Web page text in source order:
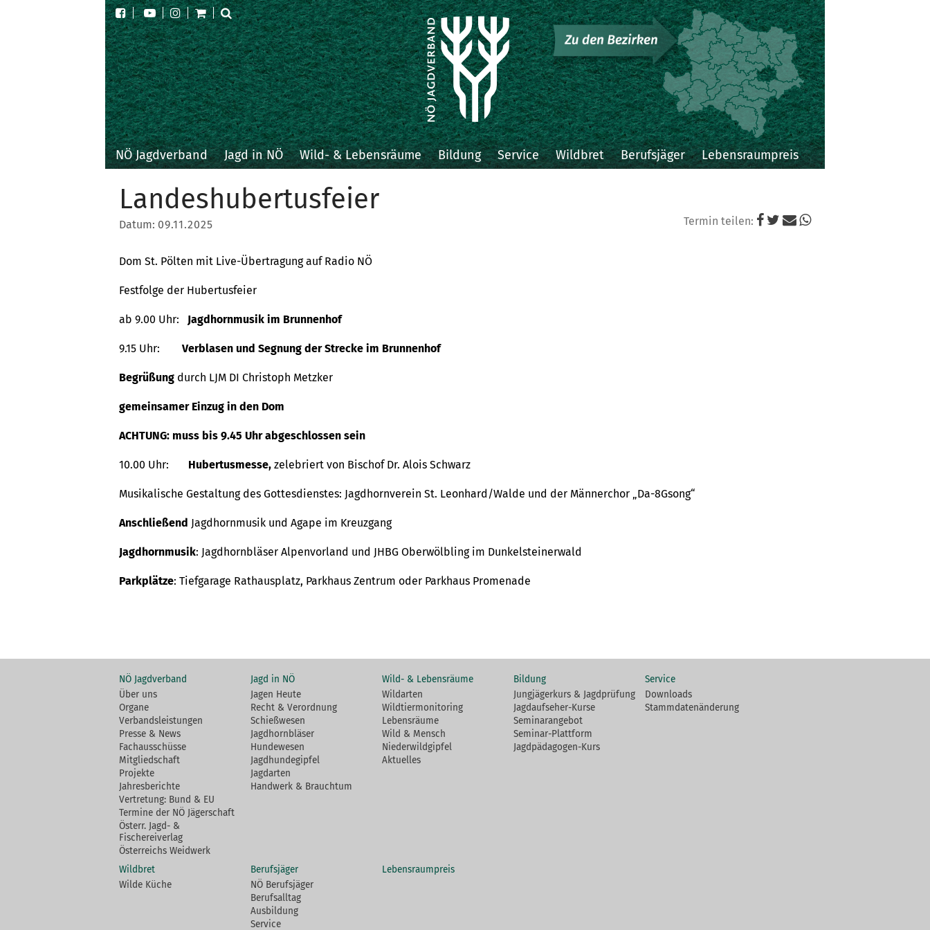
NÖ Jagdverband Jagd in NÖ Wild- & Lebensräume Bildung Service Wildbret Berufsjäger Lebensraumpreis
Landeshubertusfeier
Datum: 09.11.2025 Termin teilen:
Dom St. Pölten mit Live-Übertragung auf Radio NÖ
Festfolge der Hubertusfeier
ab 9.00 Uhr: Jagdhornmusik im Brunnenhof
9.15 Uhr: Verblasen und Segnung der Strecke im Brunnenhof
Begrüßung durch LJM DI Christoph Metzker
gemeinsamer Einzug in den Dom
ACHTUNG: muss bis 9.45 Uhr abgeschlossen sein
10.00 Uhr: Hubertusmesse, zelebriert von Bischof Dr. Alois Schwarz
Musikalische Gestaltung des Gottesdienstes: Jagdhornverein St. Leonhard/Walde und der Männerchor „Da-8Gsong“
Anschließend Jagdhornmusik und Agape im Kreuzgang
Jagdhornmusik: Jagdhornbläser Alpenvorland und JHBG Oberwölbling im Dunkelsteinerwald
Parkplätze: Tiefgarage Rathausplatz, Parkhaus Zentrum oder Parkhaus Promenade
NÖ Jagdverband
Über uns
Organe
Verbandsleistungen
Presse & News
Fachausschüsse
Mitgliedschaft
Projekte
Jahresberichte
Vertretung: Bund & EU
Termine der NÖ Jägerschaft
Österr. Jagd- &
Fischereiverlag
Österreichs Weidwerk
Jagd in NÖ
Jagen Heute
Recht & Verordnung
Schießwesen
Jagdhornbläser
Hundewesen
Jagdhundegipfel
Jagdarten
Handwerk & Brauchtum
Wild- & Lebensräume
Wildarten
Wildtiermonitoring
Lebensräume
Wild & Mensch
Niederwildgipfel
Aktuelles
Bildung
Jungjägerkurs & Jagdprüfung
Jagdaufseher-Kurse
Seminarangebot
Seminar-Plattform
Jagdpädagogen-Kurs
Service
Downloads
Stammdatenänderung
Wildbret
Wilde Küche
Berufsjäger
NÖ Berufsjäger
Berufsalltag
Ausbildung
Service
Lebensraumpreis